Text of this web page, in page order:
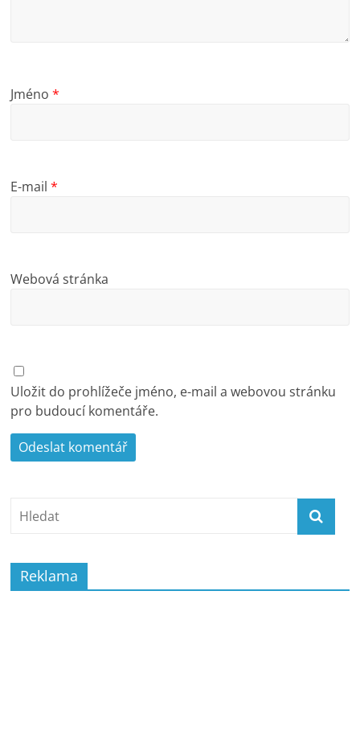
Jméno*
E-mail*
Webová stránka
Uložit do prohlížeče jméno, e-mail a webovou stránku
pro budoucí komentáře.
Reklama